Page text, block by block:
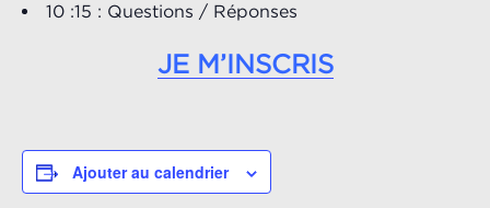
10 :15 : Questions / Réponses
JE M’INSCRIS
Ajouter au calendrier